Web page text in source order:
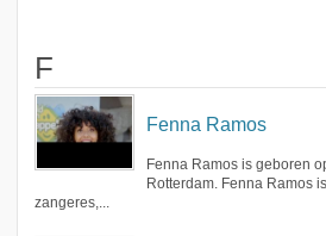
F
Fenna Ramos
Fenna Ramos is geboren
Rotterdam. Fenna Ramos
zangeres,...